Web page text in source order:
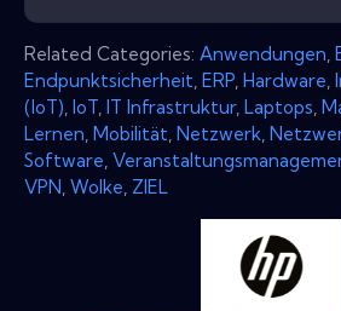
Related Categories: Anwendungen
Endpunktsicherheit ERP Hardware
(IoT) IoT IT Infrastruktur, Laptops
Lernen Mobilität Netzwerk
Software
VPN Wolke ZIEL